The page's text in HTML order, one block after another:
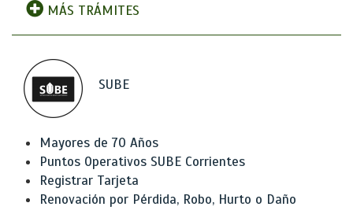
MÁS TRÁMITES
SUBE
Mayores de 70 Años
Puntos Operativos SUBE Corrientes
Registrar Tarjeta
Renovación por Pérdida, Robo, Hurto o Daño